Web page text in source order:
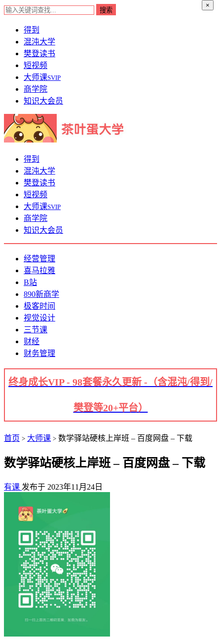
×
得到
混沌大学
樊登读书
短视频
大师课SVIP
商学院
知识大会员
得到
混沌大学
樊登读书
短视频
大师课SVIP
商学院
知识大会员
经营管理
喜马拉雅
B站
890新商学
极客时间
视觉设计
三节课
财经
财务管理
终身成长VIP - 98套餐永久更新 -（含混沌/得到/
樊登等20+平台）
首页 > 大师课 > 数学驿站硬核上岸班 – 百度网盘 – 下载
数学驿站硬核上岸班 – 百度网盘 – 下载
有课 发布于 2023年11月24日